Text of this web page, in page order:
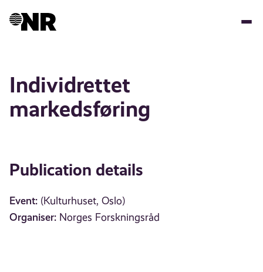
Individrettet
markedsføring
Publication details
Event: (Kulturhuset, Oslo)
Organiser: Norges Forskningsråd